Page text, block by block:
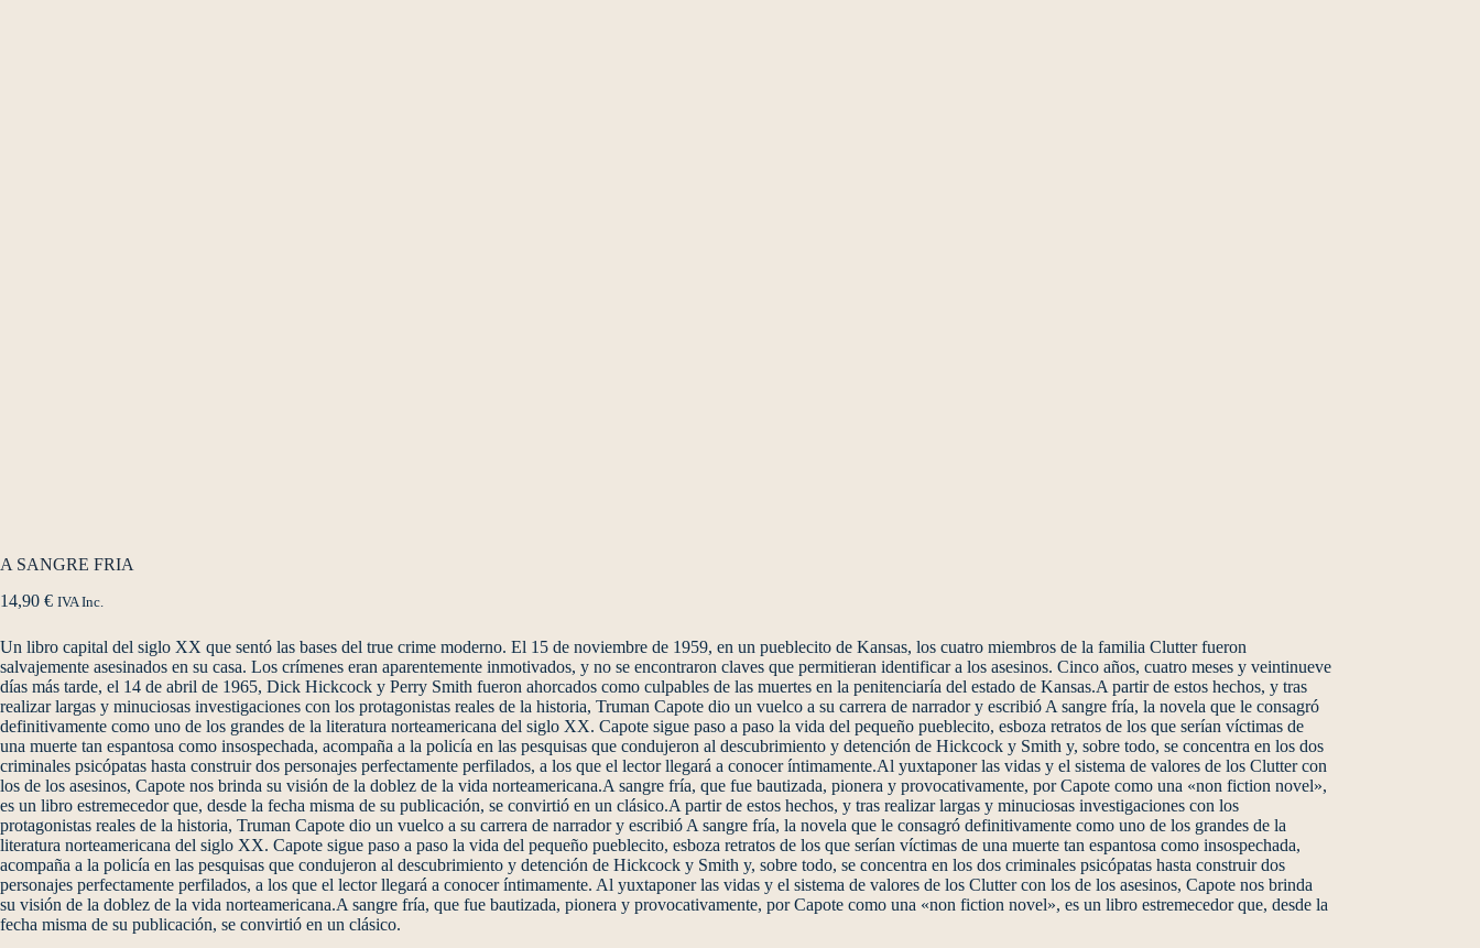
A SANGRE FRIA
14,90 € IVA Inc.
Un libro capital del siglo XX que sentó las bases del true crime moderno. El 15 de noviembre de 1959, en un pueblecito de Kansas, los cuatro miembros de la familia Clutter fueron
salvajemente asesinados en su casa. Los crímenes eran aparentemente inmotivados, y no se encontraron claves que permitieran identificar a los asesinos. Cinco años, cuatro meses y veintinueve
días más tarde, el 14 de abril de 1965, Dick Hickcock y Perry Smith fueron ahorcados como culpables de las muertes en la penitenciaría del estado de Kansas.A partir de estos hechos, y tras
realizar largas y minuciosas investigaciones con los protagonistas reales de la historia, Truman Capote dio un vuelco a su carrera de narrador y escribió A sangre fría, la novela que le consagró
definitivamente como uno de los grandes de la literatura norteamericana del siglo XX. Capote sigue paso a paso la vida del pequeño pueblecito, esboza retratos de los que serían víctimas de
una muerte tan espantosa como insospechada, acompaña a la policía en las pesquisas que condujeron al descubrimiento y detención de Hickcock y Smith y, sobre todo, se concentra en los dos
criminales psicópatas hasta construir dos personajes perfectamente perfilados, a los que el lector llegará a conocer íntimamente.Al yuxtaponer las vidas y el sistema de valores de los Clutter con
los de los asesinos, Capote nos brinda su visión de la doblez de la vida norteamericana.A sangre fría, que fue bautizada, pionera y provocativamente, por Capote como una «non fiction novel»,
es un libro estremecedor que, desde la fecha misma de su publicación, se convirtió en un clásico.A partir de estos hechos, y tras realizar largas y minuciosas investigaciones con los
protagonistas reales de la historia, Truman Capote dio un vuelco a su carrera de narrador y escribió A sangre fría, la novela que le consagró definitivamente como uno de los grandes de la
literatura norteamericana del siglo XX. Capote sigue paso a paso la vida del pequeño pueblecito, esboza retratos de los que serían víctimas de una muerte tan espantosa como insospechada,
acompaña a la policía en las pesquisas que condujeron al descubrimiento y detención de Hickcock y Smith y, sobre todo, se concentra en los dos criminales psicópatas hasta construir dos
personajes perfectamente perfilados, a los que el lector llegará a conocer íntimamente. Al yuxtaponer las vidas y el sistema de valores de los Clutter con los de los asesinos, Capote nos brinda
su visión de la doblez de la vida norteamericana.A sangre fría, que fue bautizada, pionera y provocativamente, por Capote como una «non fiction novel», es un libro estremecedor que, desde la
fecha misma de su publicación, se convirtió en un clásico.